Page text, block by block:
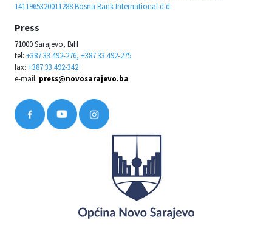
1411965320011288 Bosna Bank International d.d.
Press
71000 Sarajevo, BiH
tel: +387 33 492-276, +387 33 492-275
fax: +387 33 492-342
e-mail: press@novosarajevo.ba